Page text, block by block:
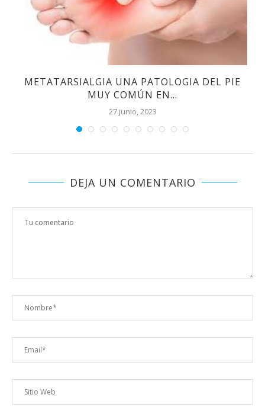
METATARSIALGIA UNA PATOLOGIA DEL PIE
MUY COMÚN EN...
27 junio, 2023
DEJA UN COMENTARIO